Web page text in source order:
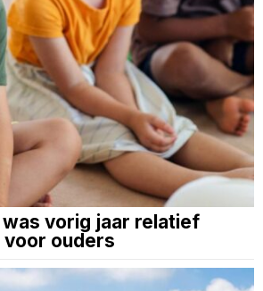
vorig jaar relatief
ouders